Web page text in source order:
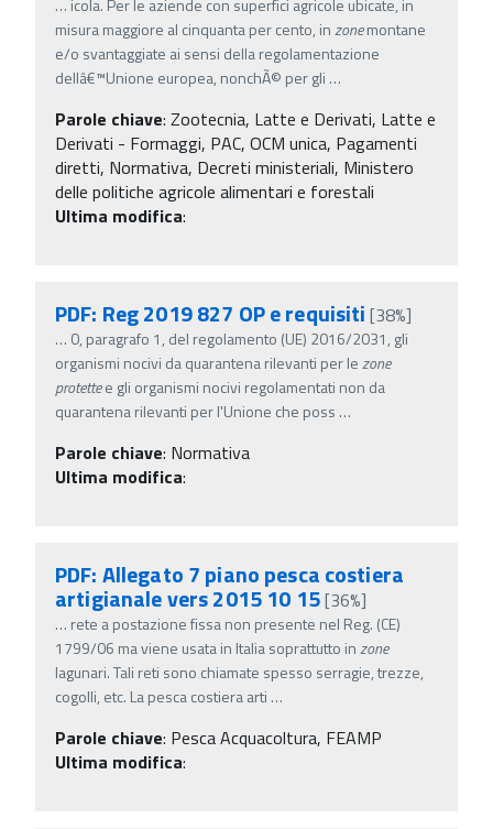
… icola. Per le aziende con superfici agricole ubicate, in
misura maggiore al cinquanta per cento, inzonemontane
e/o svantaggiate ai sensi della regolamentazione
dellâ€™Unione europea, nonchÃ© per gli …
Parole chiave: Zootecnia, Latte e Derivati, Latte e
Derivati - Formaggi, PAC, OCM unica, Pagamenti
diretti, Normativa, Decreti ministeriali, Ministero
delle politiche agricole alimentari e forestali
Ultima modifica:
PDF: Reg 2019 827 OP e requisiti [38%]
… 0, paragrafo 1, del regolamento (UE) 2016/2031, gli
organismi nocivi da quarantena rilevanti per lezone
protettee gli organismi nocivi regolamentati non da
quarantena rilevanti per l'Unione che poss …
Parole chiave: Normativa
Ultima modifica:
PDF: Allegato 7 piano pesca costiera
artigianale vers 2015 10 15[36%]
… rete a postazione fissa non presente nel Reg. (CE)
1799/06 ma viene usata in Italia soprattutto inzone
lagunari. Tali reti sono chiamate spesso serragie, trezze,
cogolli, etc. La pesca costiera arti …
Parole chiave: Pesca Acquacoltura, FEAMP
Ultima modifica: